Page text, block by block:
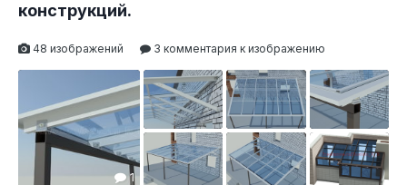
конструкций.
48 изображений 3 комментария к изображению
1